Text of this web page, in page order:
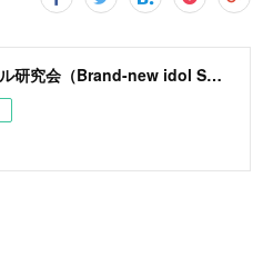
新生アイドル研究会（Brand-new idol Society）公式サイト / BiS OFFICIAL SITE